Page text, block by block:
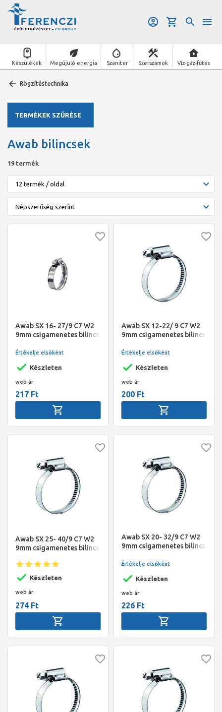
Készülékek Megújuló energia Szaniter Szerszámok Víz-gáz-fűtés
Rögzítéstechnika
Awab bilincsek
19 termék
Awab SX 16- 27/9 C7 W2
9mm csigamenetes bilincs
Készleten
Értékelje elsőként
web ár
217 Ft
Awab SX 12-22/ 9 C7 W2
9mm csigamenetes bilincs
Készleten
Értékelje elsőként
web ár
200 Ft
Awab SX 25- 40/9 C7 W2
9mm csigamenetes bilincs
Készleten
web ár
274 Ft
Awab SX 20- 32/9 C7 W2
9mm csigamenetes bilincs
Készleten
Értékelje elsőként
web ár
226 Ft
TERMÉKEK SZŰRÉSE